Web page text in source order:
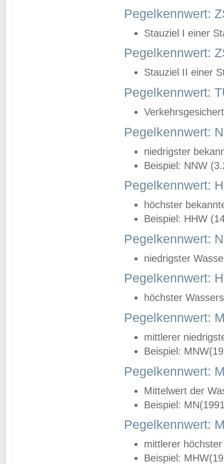
Pegelkennwert:
Stauziel I einer
Pegelkennwert:
Stauziel II einer
Pegelkennwert:
Pegelkennwert:
niedrigster
Beispiel: NNW
Pegelkennwert:
höchster
Beispiel: HHW
Pegelkennwert:
niedrigster
Pegelkennwert:
höchster
Pegelkennwert:
mittlerer
Beispiel:
Pegelkennwert:
Mittelwert der
Beispiel:
Pegelkennwert:
mittlerer
Beispiel: